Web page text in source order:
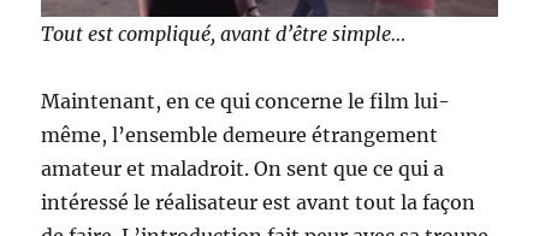
Tout est compliqué, avant d’être simple…
Maintenant, en ce qui concerne le film lui-
même, l’ensemble demeure étrangement
amateur et maladroit. On sent que ce qui a
intéressé le réalisateur est avant tout la façon